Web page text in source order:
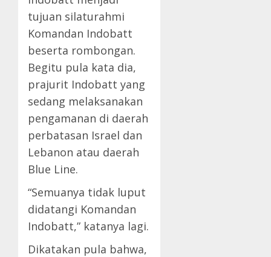
tujuan silaturahmi
Komandan Indobatt
beserta rombongan.
Begitu pula kata dia,
prajurit Indobatt yang
sedang melaksanakan
pengamanan di daerah
perbatasan Israel dan
Lebanon atau daerah
Blue Line.
“Semuanya tidak luput
didatangi Komandan
Indobatt,” katanya lagi.
Dikatakan pula bahwa,